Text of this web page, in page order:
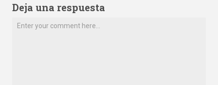
Deja una respuesta